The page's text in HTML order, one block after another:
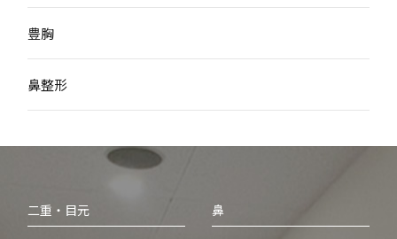
豊胸
鼻整形
二重・目元 鼻